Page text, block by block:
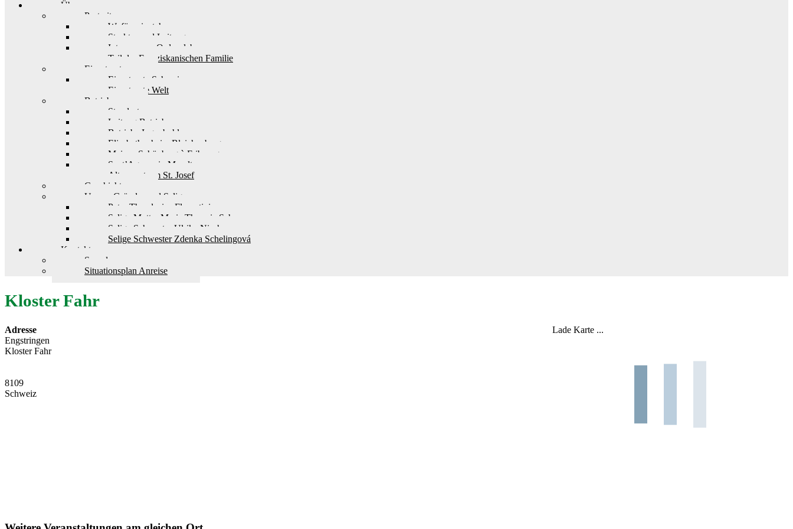
Über uns
Portrait
Wofür wir stehen
Struktur und Leitung
Interesse am Ordensleben
Teil der Franziskanischen Familie
Einsatzorte
Einsatzorte Schweiz
Einsatzorte Welt
Betriebe
Standorte
Leitung Betriebe
Betriebe Ingenbohl
Elisabethenheim Bleichenberg
Maison Schönberg à Fribourg
Sant’Agnese in Muralto
Alterszentrum St. Josef
Geschichte
Unsere Gründer und Seligen
Pater Theodosius Florentini
Selige Mutter Maria Theresia Scherer
Selige Schwester Ulrika Nisch
Selige Schwester Zdenka Schelingová
Kontakt
Spenden
Situationsplan Anreise
Kloster Fahr
Lade Karte ...
Adresse
Engstringen
Kloster Fahr
8109
Schweiz